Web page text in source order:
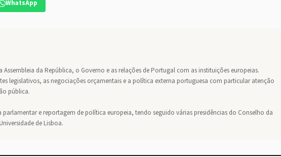
WhatsApp
da República, o Governo e as relações de Portugal com as instituições europeias.
legislativos, as negociações orçamentais e a política externa portuguesa com particular atenção
pública.
e reportagem de política europeia, tendo seguido várias presidências do Conselho da
de Lisboa.